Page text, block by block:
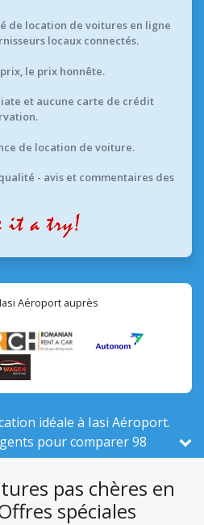
de location de voitures en ligne
locaux connectés.
le prix honnête.
et aucune carte de crédit
de location de voiture.
- avis et commentaires des
Aéroport auprès
idéale à Iasi Aéroport.
pour comparer 98
total de 526 en Roumanie,
pas chères en
spéciales